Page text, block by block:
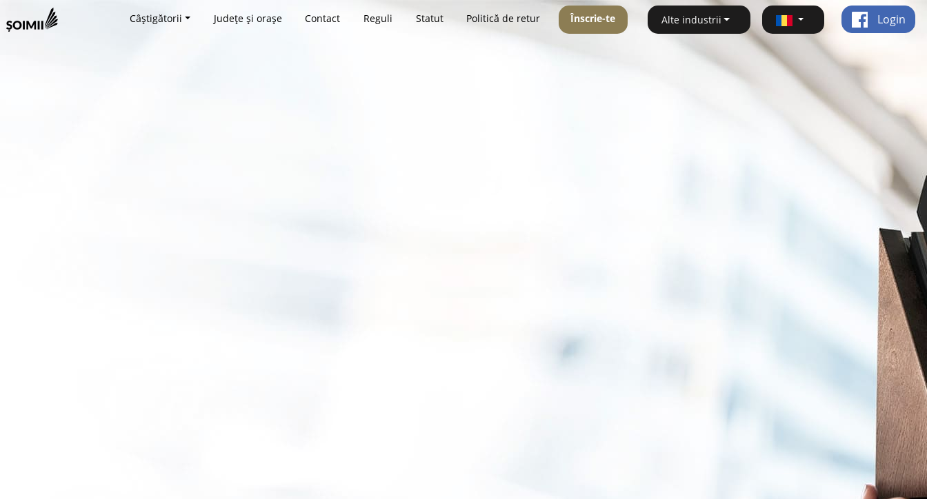
Câștigătorii Județe și orașe Contact Reguli Statut Politică de retur Înscrie-te Alte industrii Login